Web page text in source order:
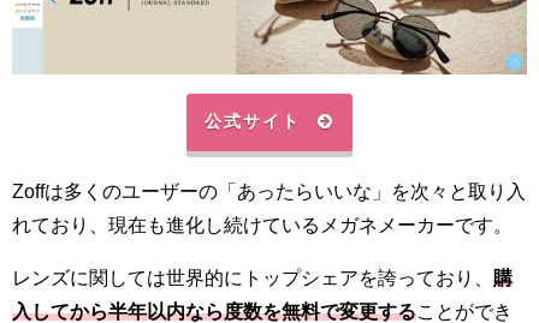
公式サイト
Zoffは多くのユーザーの「あったらいいな」を次々と取り入
れており、現在も進化し続けているメガネメーカーです。
レンズに関しては世界的にトップシェアを誇っており、 購
入してから半年以内なら度数を無料で変更する ことができ